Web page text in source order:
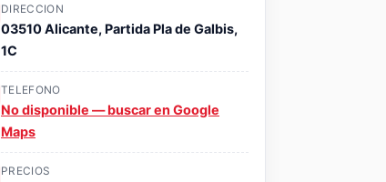
DIRECCION
03510 Alicante, Partida Pla de Galbis,
1C
TELEFONO
No disponible — buscar en Google
Maps
PRECIOS